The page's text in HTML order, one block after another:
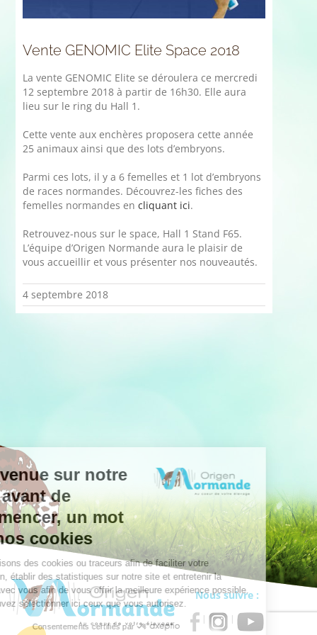
Vente GENOMIC Elite Space 2018
La vente GENOMIC Elite se déroulera ce mercredi
12 septembre 2018 à partir de 16h30. Elle aura
lieu sur le ring du Hall 1.
Cette vente aux enchères proposera cette année
25 animaux ainsi que des lots d’embryons.
Parmi ces lots, il y a 6 femelles et 1 lot d’embryons
de races normandes. Découvrez-les fiches des
femelles normandes encliquant ici.
Retrouvez-nous sur le space, Hall 1 Stand F65.
L’équipe d’Origen Normande aura le plaisir de
vous accueillir et vous présenter nos nouveautés.
4 septembre 2018
Nous suivre :
| |